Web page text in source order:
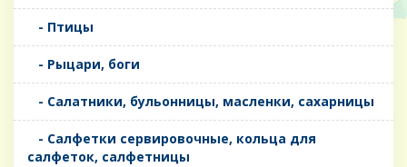
- Птицы
- Рыцари, боги
- Салатники, бульонницы, масленки, сахарницы
- Салфетки сервировочные, кольца для
салфеток, салфетницы